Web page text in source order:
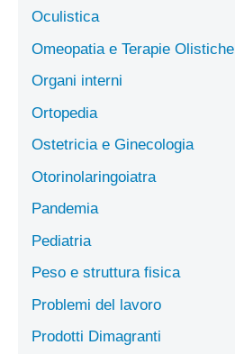
Oculistica
Omeopatia e Terapie Olistiche
Organi interni
Ortopedia
Ostetricia e Ginecologia
Otorinolaringoiatra
Pandemia
Pediatria
Peso e struttura fisica
Problemi del lavoro
Prodotti Dimagranti